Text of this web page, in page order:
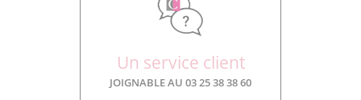
Un service client
JOIGNABLE AU 03 25 38 38 60